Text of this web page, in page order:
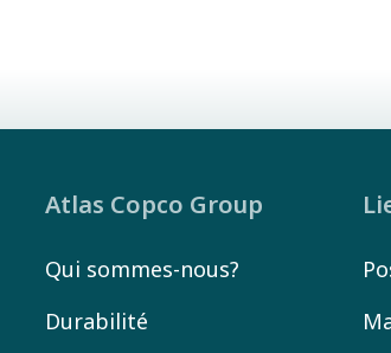
Atlas Copco Group
Qui sommes-nous?
Durabilité